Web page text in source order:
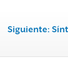
Siguiente: